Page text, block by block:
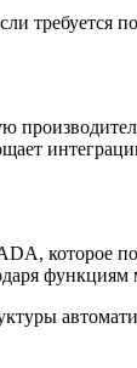
требуется
которое